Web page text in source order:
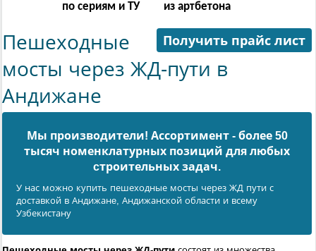
по сериям и ТУ
из артбетона
Получить прайс лист
Пешеходные
мосты через ЖД-пути в
Андижане
Мы производители! Ассортимент - более 50
тысяч номенклатурных позиций для любых
cтроительных задач.
У нас можно купить пешеходные мосты через ЖД пути с
доставкой в Андижанe, Андижанской области и всему
Узбекистану